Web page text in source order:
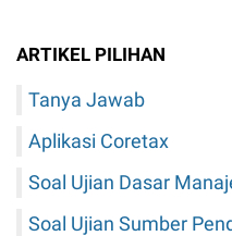
ARTIKEL PILIHAN
Tanya Jawab
Aplikasi Coretax
Soal Ujian Dasar
Soal Ujian Sumber